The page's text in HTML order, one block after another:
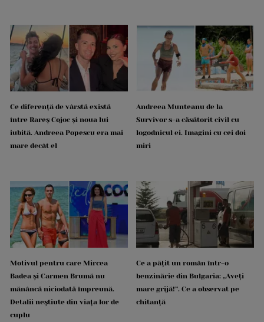
Ce diferență de vârstă există
între Rareș Cojoc și noua lui
iubită. Andreea Popescu era mai
mare decât el
Andreea Munteanu de la
Survivor s-a căsătorit civil cu
logodnicul ei. Imagini cu cei doi
miri
Motivul pentru care Mircea
Badea și Carmen Brumă nu
mănâncă niciodată împreună.
Detalii neștiute din viața lor de
cuplu
Ce a pățit un român într-o
benzinărie din Bulgaria: „Aveți
mare grijă!”. Ce a observat pe
chitanță